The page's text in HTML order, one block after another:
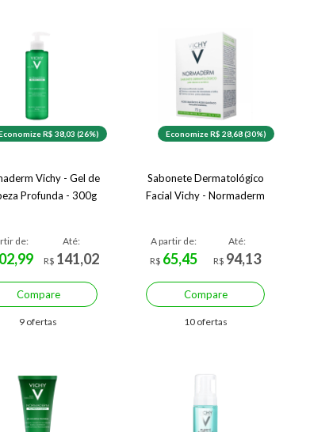
R$ 38,03 (26%)
Vichy - Gel de
Profunda - 300g
de:
Até:
R$ 141,02
Compare
9 ofertas
Economize R$ 28,68 (30%)
Sabonete Dermatológico
Facial Vichy - Normaderm
A partir de:
R$ 65,45
Até:
R$ 94,13
Compare
10 ofertas